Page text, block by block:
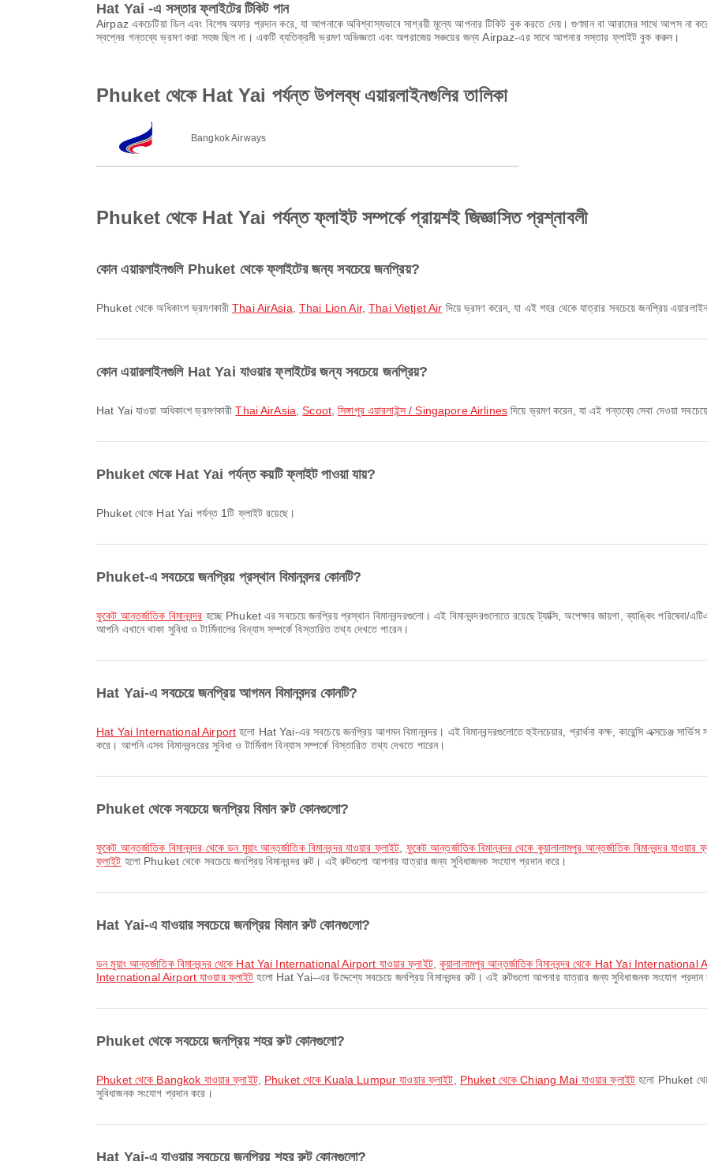
Hat Yai -এ সস্তার ফ্লাইটের টিকিট পান
Airpaz একচেটিয়া ডিল এবং বিশেষ অফার প্রদান করে, যা আপনাকে অবিশ্বাস্যভাবে সাশ্রয়ী মূল্যে আপনার টিকিট বুক করতে দেয়। গুণমান বা আরামের সাথে আপস
স্বপ্নের গন্তব্যে ভ্রমণ করা সহজ ছিল না। একটি ব্যতিক্রমী ভ্রমণ অভিজ্ঞতা এবং অপরাজেয় সঞ্চয়ের জন্য Airpaz-এর সাথে আপনার সস্তার ফ্লাইট বুক করুন।
Phuket থেকে Hat Yai পর্যন্ত উপলব্ধ এয়ারলাইনগুলির তালিকা
Bangkok Airways
Phuket থেকে Hat Yai পর্যন্ত ফ্লাইট সম্পর্কে প্রায়শই জিজ্ঞাসিত প্রশ্নাবলী
কোন এয়ারলাইনগুলি Phuket থেকে ফ্লাইটের জন্য সবচেয়ে জনপ্রিয়?
Phuket থেকে অধিকাংশ ভ্রমণকারীThai AirAsia ,Thai Lion Air,Thai Vietjet Air দিয়ে ভ্রমণ করেন, যা এই শহর থেকে যাত্রার সবচেয়ে জনপ্রিয়
কোন এয়ারলাইনগুলি Hat Yai যাওয়ার ফ্লাইটের জন্য সবচেয়ে জনপ্রিয়?
Hat Yai যাওয়া অধিকাংশ ভ্রমণকারীThai AirAsia ,Scoot ,সিঙ্গাপুর এয়ারলাইন্স / Singapore Airlinesদিয়ে ভ্রমণ করেন, যা এই গন্তব্যে সেবা দেওয়া
Phuket থেকে Hat Yai পর্যন্ত কয়টি ফ্লাইট পাওয়া যায়?
Phuket থেকে Hat Yai পর্যন্ত 1টি ফ্লাইট রয়েছে।
Phuket-এ সবচেয়ে জনপ্রিয় প্রস্থান বিমানবন্দর কোনটি?
ফুকেট আন্তর্জাতিক বিমানবন্দর হচ্ছে Phuket এর সবচেয়ে জনপ্রিয় প্রস্থান বিমানবন্দরগুলো। এই বিমানবন্দরগুলোতে রয়েছে ট্যাক্সি, অপেক্ষার জায়গা, ব্যাঙ্কিং
আপনি এখানে থাকা সুবিধা ও টার্মিনালের বিন্যাস সম্পর্কে বিস্তারিত তথ্য দেখতে পারেন।
Hat Yai-এ সবচেয়ে জনপ্রিয় আগমন বিমানবন্দর কোনটি?
Hat Yai International Airport হলো Hat Yai-এর সবচেয়ে জনপ্রিয় আগমন বিমানবন্দর। এই বিমানবন্দরগুলোতে হুইলচেয়ার, প্রার্থনা কক্ষ, কারেন্সি এক্সচেঞ্জ
করে। আপনি এসব বিমানবন্দরের সুবিধা ও টার্মিনাল বিন্যাস সম্পর্কে বিস্তারিত তথ্য দেখতে পারেন।
Phuket থেকে সবচেয়ে জনপ্রিয় বিমান রুট কোনগুলো?
ফুকেট আন্তর্জাতিক বিমানবন্দর থেকে ডন মুয়াং আন্তর্জাতিক বিমানবন্দর যাওয়ার ফ্লাইট ফুকেট আন্তর্জাতিক বিমানবন্দর থেকে কুয়ালালামপুর আন্তর্জাতিক বিমানবন্দর যাওয়ার
ফ্লাইট হলো Phuket থেকে সবচেয়ে জনপ্রিয় বিমানবন্দর রুট। এই রুটগুলো আপনার যাত্রার জন্য সুবিধাজনক সংযোগ প্রদান করে।
Hat Yai-এ যাওয়ার সবচেয়ে জনপ্রিয় বিমান রুট কোনগুলো?
ডন মুয়াং আন্তর্জাতিক বিমানবন্দর থেকে Hat Yai International Airport যাওয়ার ফ্লাইট,কুয়ালালামপুর আন্তর্জাতিক বিমানবন্দর থেকে Hat Yai International
International Airport যাওয়ার ফ্লাইট হলো Hat Yai–এর উদ্দেশ্যে সবচেয়ে জনপ্রিয় বিমানবন্দর রুট। এই রুটগুলো আপনার যাত্রার জন্য সুবিধাজনক সংযোগ প্রদান
Phuket থেকে সবচেয়ে জনপ্রিয় শহর রুট কোনগুলো?
Phuket থেকে Bangkok যাওয়ার ফ্লাইট, Phuket থেকে Kuala Lumpur যাওয়ার ফ্লাইট Phuket থেকে Chiang Mai যাওয়ার ফ্লাইট হলো Phuket
সুবিধাজনক সংযোগ প্রদান করে।
Hat Yai-এ যাওয়ার সবচেয়ে জনপ্রিয় শহর রুট কোনগুলো?